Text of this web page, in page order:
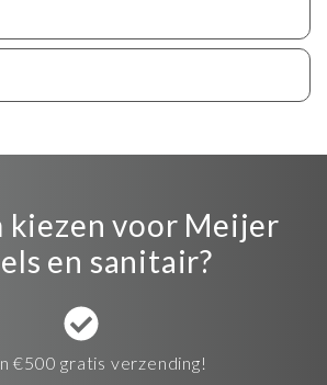
kiezen voor Meijer
en sanitair?
€500 gratis verzending!